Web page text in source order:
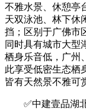
不雅水景、休憩亭
天双泳池、林下休
挡；区别于广佛市
同时具有城市大型
栖身乐音低，广州
此享受低密生态栖
皆有天然景不雅可
✅中建壹品湖北